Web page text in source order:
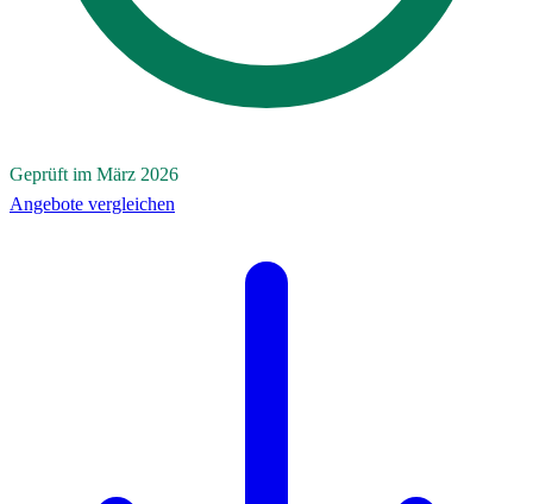
Geprüft im März 2026
Angebote vergleichen